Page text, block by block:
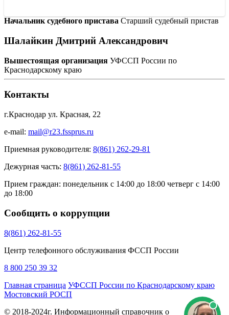
Начальник судебного пристава Старший судебный пристав
Шалайкин Дмитрий Александрович
Вышестоящая организация УФССП России по
Краснодарскому краю
Контакты
г.Краснодар ул. Красная, 22
e-mail: mail@r23.fssprus.ru
Приемная руководителя: 8(861) 262-29-81
Дежурная часть: 8(861) 262-81-55
Прием граждан: понедельник с 14:00 до 18:00 четверг с 14:00
до 18:00
Сообщить о коррупции
8(861) 262-81-55
Центр телефонного обслуживания ФССП России
8 800 250 39 32
Главная страница УФССП России по Краснодарскому краю
Мостовский РОСП
© 2018-2024г. Информационный справочник о